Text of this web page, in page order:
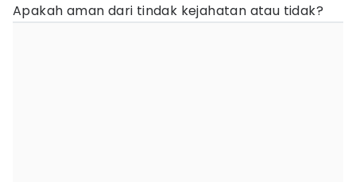
Apakah aman dari tindak kejahatan atau tidak?